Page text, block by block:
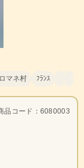
マネ村 ﾌﾗﾝｽ
品コード：6080003